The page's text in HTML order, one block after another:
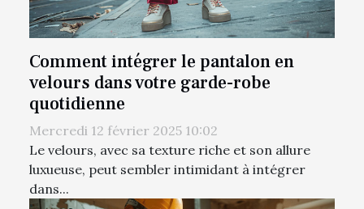
Comment intégrer le pantalon en
velours dans votre garde-robe
quotidienne
Mercredi 12 février 2025 10:02
Le velours, avec sa texture riche et son allure
luxueuse, peut sembler intimidant à intégrer
dans...